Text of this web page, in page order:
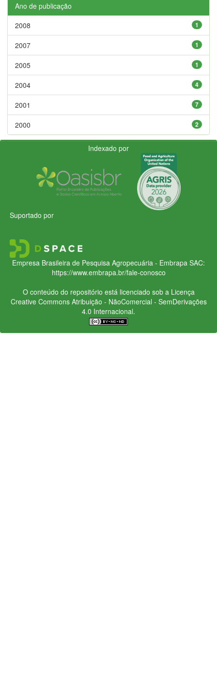
Ano de publicação
1
2008
1
2007
1
2005
4
2004
7
2001
2
2000
Indexado por
Suportado por
Empresa Brasileira de Pesquisa Agropecuária - Embrapa SAC:
https://www.embrapa.br/fale-conosco
O conteúdo do repositório está licenciado sob a Licença
Creative CommonsAtribuição - NãoComercial - SemDerivações
4.0 Internacional.